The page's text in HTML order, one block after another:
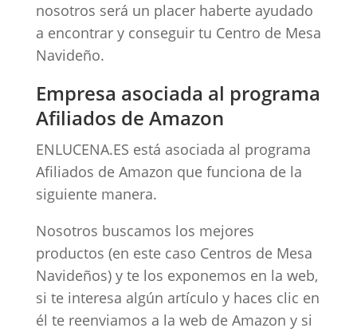
nosotros será un placer haberte ayudado
a encontrar y conseguir tu Centro de Mesa
Navideño.
Empresa asociada al programa
Afiliados de Amazon
ENLUCENA.ES está asociada al programa
Afiliados de Amazon que funciona de la
siguiente manera.
Nosotros buscamos los mejores
productos (en este caso Centros de Mesa
Navideños) y te los exponemos en la web,
si te interesa algún artículo y haces clic en
él te reenviamos a la web de Amazon y si